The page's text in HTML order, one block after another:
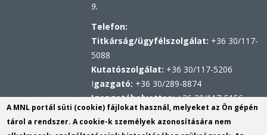
9.
Telefon:
Titkárság/ügyfélszolgálat: +36 30/117-
5088
Kutatószolgálat: +36 30/117-5206
Igazgató: +36 30/289-8874
Igazgatóhelyettes:+36 30/117-5156
Hivatali kapu
KRID: 567314100
A MNL portál süti (cookie) fájlokat használ, melyeket az Ön gépén
tárol a rendszer. A cookie-k személyek azonosítására nem